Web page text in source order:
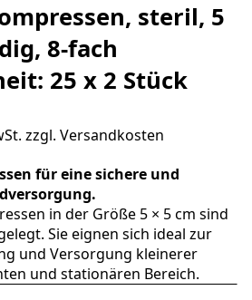
steril, 5
8-fach
25 x 2 Stück
zzgl. Versandkosten
für eine sichere und
in der Größe 5 × 5 cm sind
Sie eignen sich ideal zur
und Versorgung kleinerer
und stationären Bereich.